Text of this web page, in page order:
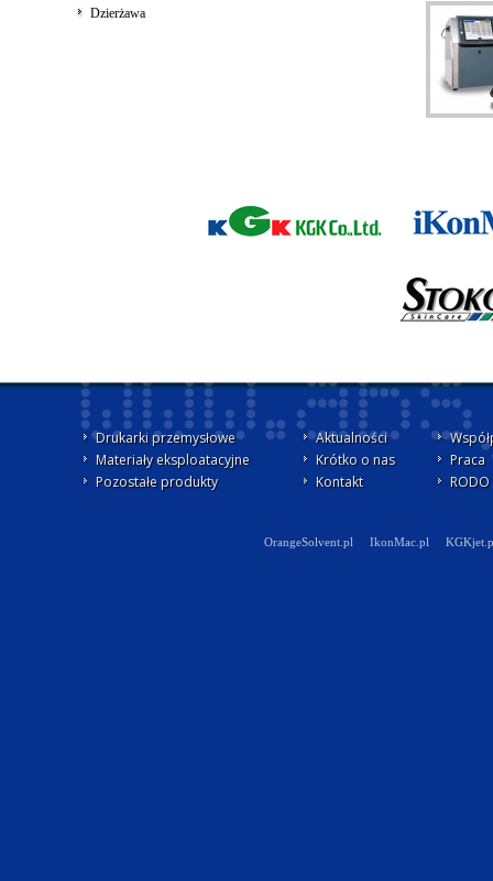
Dzierżawa
Drukarki przemysłowe
Materiały eksploatacyjne
Pozostałe produkty
Aktualności
Krótko o nas
Kontakt
Praca
OrangeSolvent.pl IkonMac.pl